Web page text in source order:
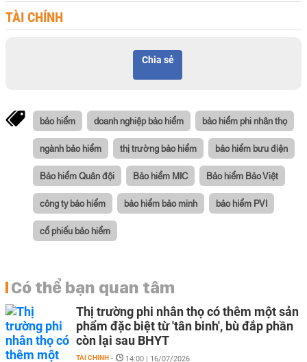
TÀI CHÍNH
Chia sẻ
bảo hiểm doanh nghiệp bảo hiểm bảo hiểm phi nhân thọ
ngành bảo hiểm thị trường bảo hiểm bảo hiểm bưu điện
Bảo hiểm Quân đội Bảo hiểm MIC Bảo hiểm Bảo Việt
công ty bảo hiểm bảo hiểm bảo minh bảo hiểm PVI
cổ phiếu bảo hiểm
Có thể bạn quan tâm
Thị trường phi nhân thọ có thêm một sản
phẩm đặc biệt từ 'tân binh', bù đắp phần
còn lại sau BHYT
TÀI CHÍNH - 14:00 | 16/07/2026